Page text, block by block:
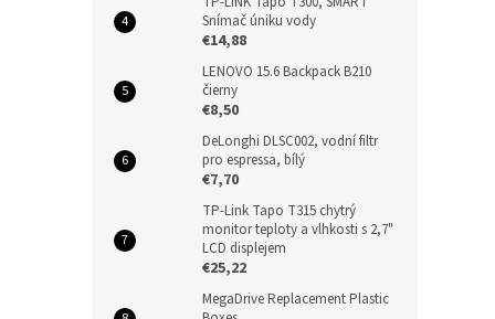
Snímač úniku vody
€14,88
LENOVO 15.6 Backpack B210
čierny
€8,50
DeLonghi DLSC002, vodní filtr
pro espressa, bílý
€7,70
TP-Link Tapo T315 chytrý
monitor teploty a vlhkosti s 2,7"
LCD displejem
€25,22
MegaDrive Replacement Plastic